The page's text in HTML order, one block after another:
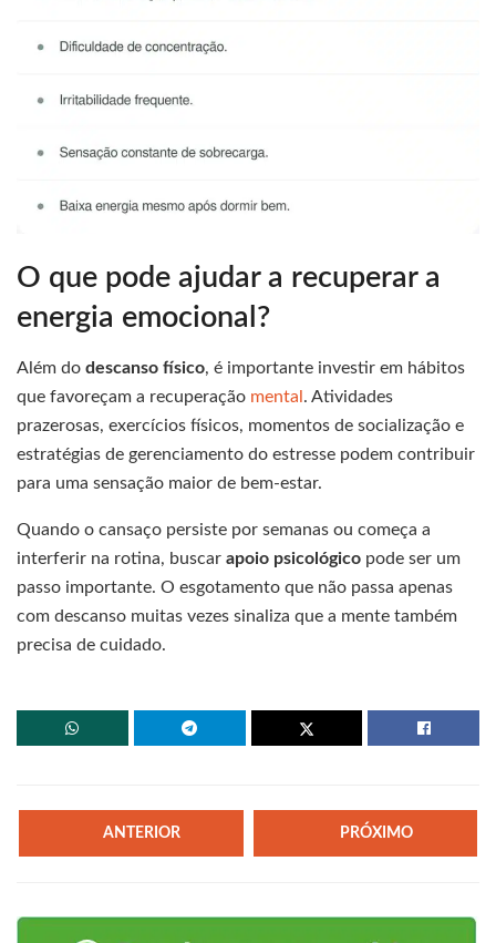
O que pode ajudar a recuperar a
energia emocional?
Além do descanso físico, é importante investir em hábitos
que favoreçam a recuperação mental . Atividades
prazerosas, exercícios físicos, momentos de socialização e
estratégias de gerenciamento do estresse podem contribuir
para uma sensação maior de bem-estar.
Quando o cansaço persiste por semanas ou começa a
interferir na rotina, buscar apoio psicológico pode ser um
passo importante. O esgotamento que não passa apenas
com descanso muitas vezes sinaliza que a mente também
precisa de cuidado.
ANTERIOR PRÓXIMO